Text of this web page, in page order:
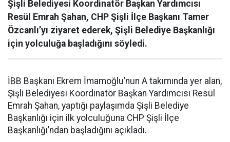
Şişli Belediyesi Koordinatör Başkan Yardımcısı
Resül Emrah Şahan, CHP Şişli İlçe Başkanı Tamer
Özcanlı’yı ziyaret ederek, Şişli Belediye Başkanlığı
için yolculuğa başladığını söyledi.
İBB Başkanı Ekrem İmamoğlu’nun A takımında yer alan,
Şişli Belediyesi Koordinatör Başkan Yardımcısı Resül
Emrah Şahan, yaptığı paylaşımda Şişli Belediye
Başkanlığı için ilk yolculuğuna CHP Şişli İlçe
Başkanlığı’ndan başladığını açıkladı.